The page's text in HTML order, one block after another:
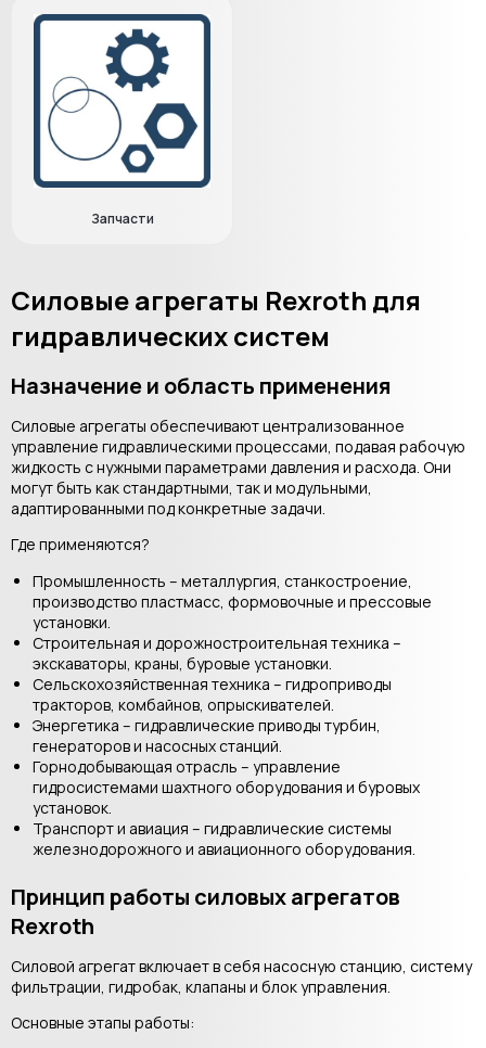
Запчасти
Силовые агрегаты Rexroth для
гидравлических систем
Назначение и область применения
Силовые агрегаты обеспечивают централизованное
управление гидравлическими процессами, подавая рабочую
жидкость с нужными параметрами давления и расхода. Они
могут быть как стандартными, так и модульными,
адаптированными под конкретные задачи.
Где применяются?
Промышленность – металлургия, станкостроение,
производство пластмасс, формовочные и прессовые
установки.
Строительная и дорожностроительная техника –
экскаваторы, краны, буровые установки.
Сельскохозяйственная техника – гидроприводы
тракторов, комбайнов, опрыскивателей.
Энергетика – гидравлические приводы турбин,
генераторов и насосных станций.
Горнодобывающая отрасль – управление
гидросистемами шахтного оборудования и буровых
установок.
Транспорт и авиация – гидравлические системы
железнодорожного и авиационного оборудования.
Принцип работы силовых агрегатов
Rexroth
Силовой агрегат включает в себя насосную станцию, систему
фильтрации, гидробак, клапаны и блок управления.
Основные этапы работы: